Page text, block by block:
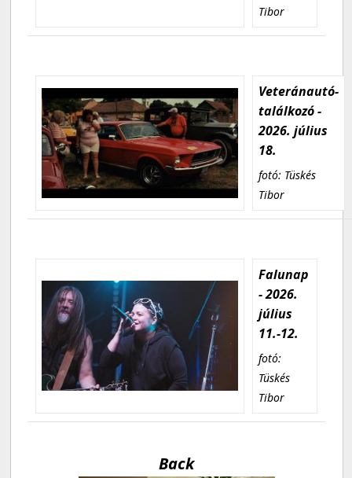
Tibor
Veteránautó-
találkozó -
2026. július
18.
fotó: Tüskés
Tibor
Falunap
- 2026.
július
11.-12.
fotó:
Tüskés
Tibor
Back